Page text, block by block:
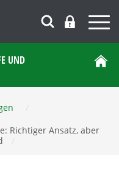
UND
Richtiger Ansatz, aber